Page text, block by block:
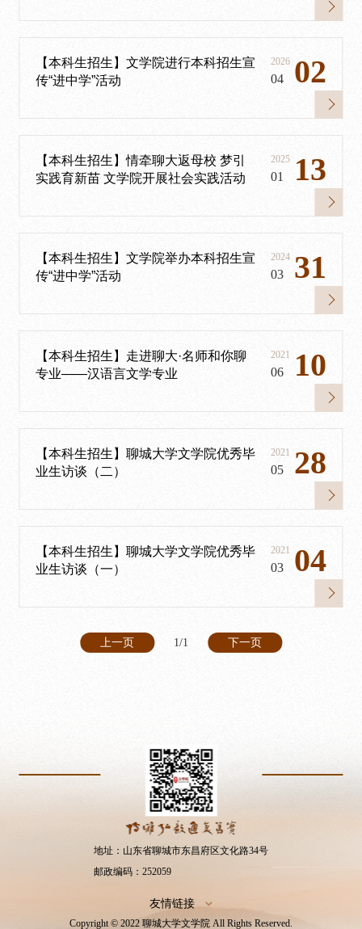
【本科生招生】文学院进行本科招生宣
传“进中学”活动
2026
04 02
【本科生招生】情牵聊大返母校 梦引
实践育新苗 文学院开展社会实践活动
2025
01 13
【本科生招生】文学院举办本科招生宣
传“进中学”活动
2024
03 31
【本科生招生】走进聊大·名师和你聊
专业——汉语言文学专业
2021
06 10
【本科生招生】聊城大学文学院优秀毕
业生访谈（二）
2021
05 28
【本科生招生】聊城大学文学院优秀毕
业生访谈（一）
2021
03 04
上一页 1/1 下一页
地址：山东省聊城市东昌府区文化路34号
邮政编码：252059
友情链接
Copyright © 2022 聊城大学文学院 All Rights Reserved.